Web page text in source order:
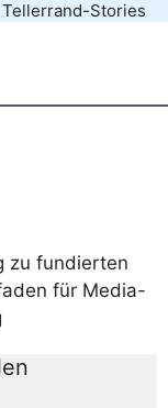
Tellerrand-Stories
zu fundierten
für Media-